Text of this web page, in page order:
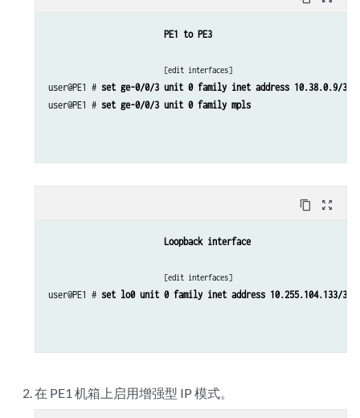
PE1 to PE3
[edit interfaces]
user@PE1 # set ge-0/0/3 unit 0 family inet address 10.38.0.9/30
user@PE1 # set ge-0/0/3 unit 0 family mpls
content_copy zoom_out_map
Loopback interface
[edit interfaces]
user@PE1 # set lo0 unit 0 family inet address 10.255.104.133/32
在 PE1 机箱上启用增强型 IP 模式。